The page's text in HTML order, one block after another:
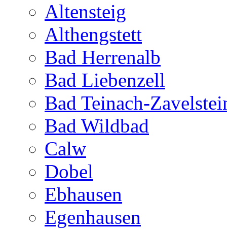
Altensteig
Althengstett
Bad Herrenalb
Bad Liebenzell
Bad Teinach-
Bad Wildbad
Calw
Dobel
Ebhausen
Egenhausen